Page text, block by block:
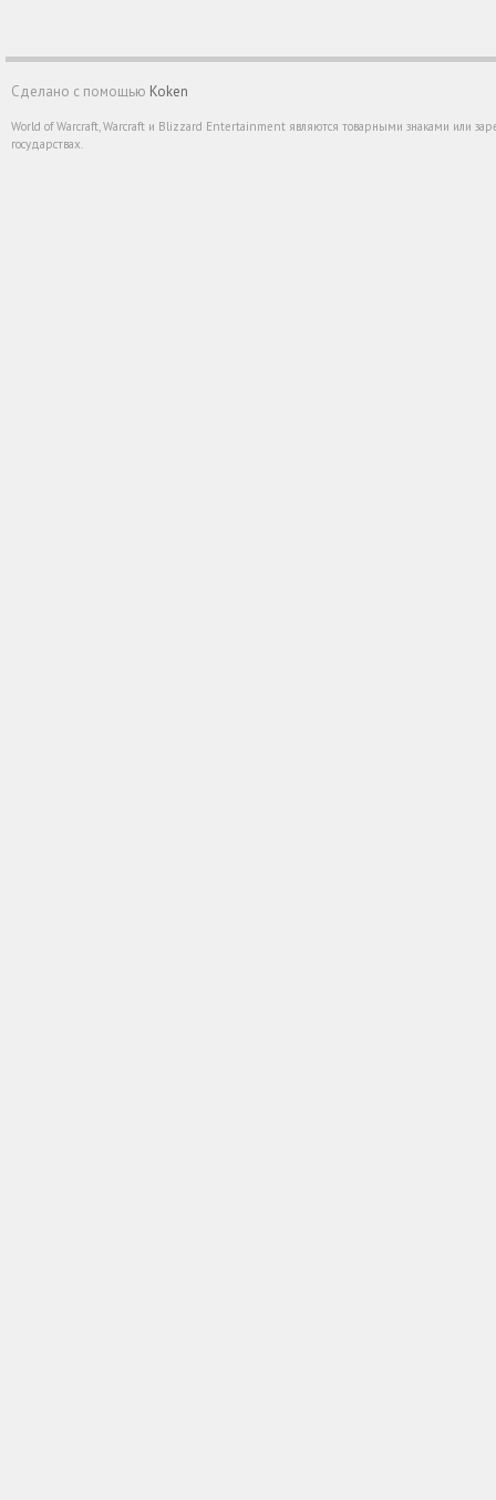
Сделано с помощью Koken
World of Warcraft, Warcraft и Blizzard Entertainment являются товарными знаками или
государствах.